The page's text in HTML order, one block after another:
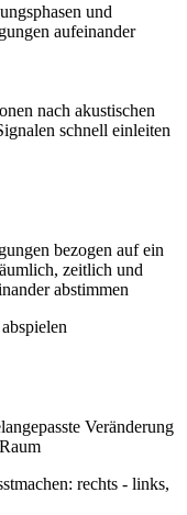
und
aufeinander
nach akustischen
schnell einleiten
bezogen auf ein
zeitlich und
abstimmen
Veränderung
rechts - links,